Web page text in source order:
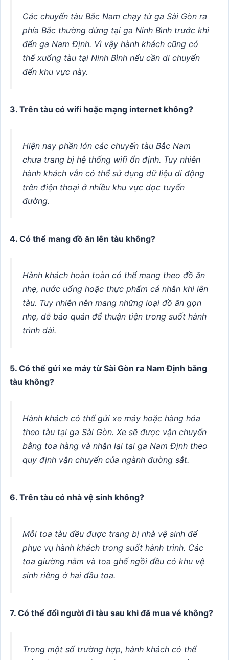
Các chuyến tàu Bắc Nam chạy từ ga Sài Gòn ra
phía Bắc thường dừng tại ga Ninh Bình trước khi
đến ga Nam Định. Vì vậy hành khách cũng có
thể xuống tàu tại Ninh Bình nếu cần di chuyển
đến khu vực này.
3. Trên tàu có wifi hoặc mạng internet không?
Hiện nay phần lớn các chuyến tàu Bắc Nam
chưa trang bị hệ thống wifi ổn định. Tuy nhiên
hành khách vẫn có thể sử dụng dữ liệu di động
trên điện thoại ở nhiều khu vực dọc tuyến
đường.
4. Có thể mang đồ ăn lên tàu không?
Hành khách hoàn toàn có thể mang theo đồ ăn
nhẹ, nước uống hoặc thực phẩm cá nhân khi lên
tàu. Tuy nhiên nên mang những loại đồ ăn gọn
nhẹ, dễ bảo quản để thuận tiện trong suốt hành
trình dài.
5. Có thể gửi xe máy từ Sài Gòn ra Nam Định bằng
tàu không?
Hành khách có thể gửi xe máy hoặc hàng hóa
theo tàu tại ga Sài Gòn. Xe sẽ được vận chuyển
bằng toa hàng và nhận lại tại ga Nam Định theo
quy định vận chuyển của ngành đường sắt.
6. Trên tàu có nhà vệ sinh không?
Mỗi toa tàu đều được trang bị nhà vệ sinh để
phục vụ hành khách trong suốt hành trình. Các
toa giường nằm và toa ghế ngồi đều có khu vệ
sinh riêng ở hai đầu toa.
7. Có thể đổi người đi tàu sau khi đã mua vé không?
Trong một số trường hợp, hành khách có thể